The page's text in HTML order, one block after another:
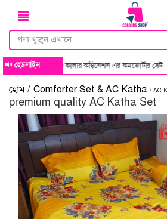
হেডলাইন
ডিজাইন ও কালার কম্বিনেশন এর কমফোর্টার সেট
হোম / Comforter Set & AC Katha / AC
premium quality AC Katha Set